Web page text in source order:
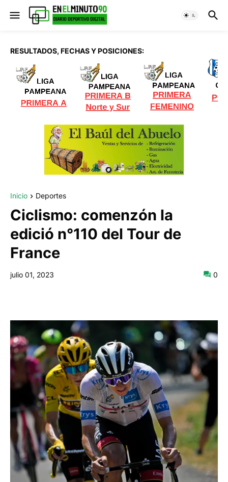
RESULTADOS, FECHAS Y POSICIONES:
Inicio Deportes
Ciclismo: comenzón la
edició n°110 del Tour de
France
julio 01, 2023 0